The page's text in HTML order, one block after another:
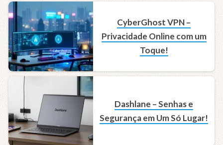
CyberGhost VPN –
Privacidade Online com um
Toque!
Dashlane – Senhas e
Segurança em Um Só Lugar!